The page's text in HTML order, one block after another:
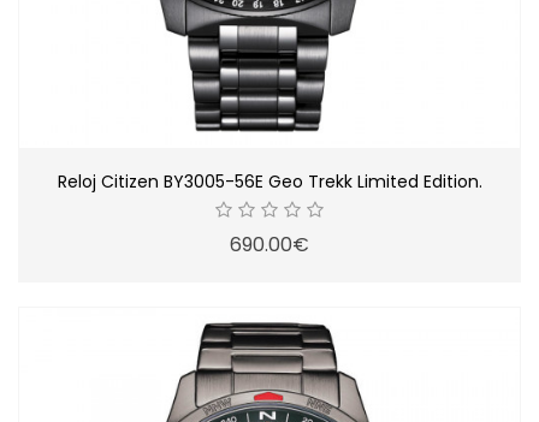
Reloj Citizen BY3005-56E Geo Trekk Limited Edition.
690.00€